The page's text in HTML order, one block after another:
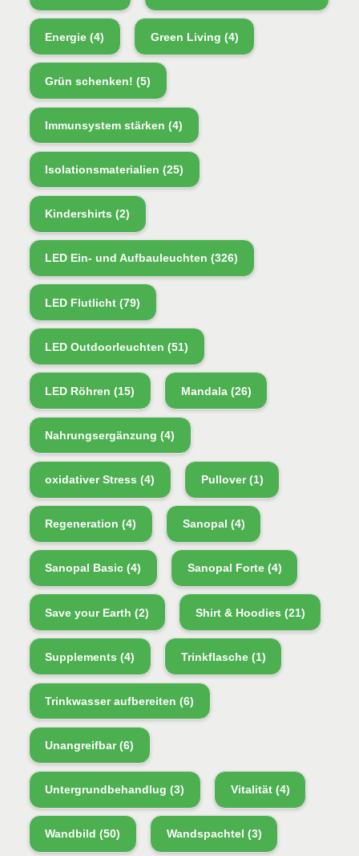
Energie (4) Green Living (4)
Grün schenken! (5)
Immunsystem stärken (4)
Isolationsmaterialien (25)
Kindershirts (2)
LED Ein- und Aufbauleuchten (326)
LED Flutlicht (79)
LED Outdoorleuchten (51)
LED Röhren (15) Mandala(26)
Nahrungsergänzung (4)
oxidativer Stress (4) Pullover(1)
Regeneration (4) Sanopal (4)
Sanopal Basic (4) Sanopal Forte(4)
Save your Earth (2) Shirt & Hoodies (21)
Supplements (4) Trinkflasche(1)
Trinkwasser aufbereiten (6)
Unangreifbar(6)
Untergrundbehandlug (3) Vitalität(4)
Wandbild (50) Wandspachtel (3)